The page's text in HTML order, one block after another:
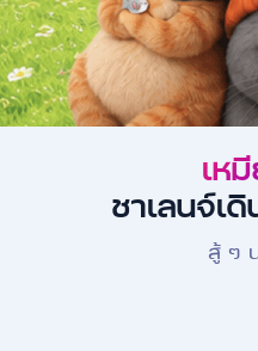
เห
ชาเลนจ์เ
สู้ ๆ